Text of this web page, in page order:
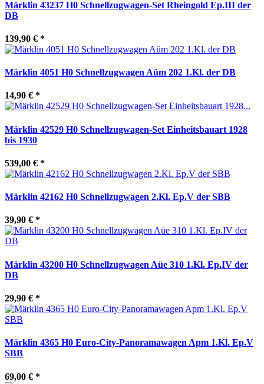
Märklin 43237 H0 Schnellzugwagen-Set Rheingold Ep.III der
DB
139,90 € *
Märklin 4051 H0 Schnellzugwagen Aüm 202 1.Kl. der DB
14,90 € *
Märklin 42529 H0 Schnellzugwagen-Set Einheitsbauart 1928
bis 1930
539,00 € *
Märklin 42162 H0 Schnellzugwagen 2.Kl. Ep.V der SBB
39,90 € *
Märklin 43200 H0 Schnellzugwagen Aüe 310 1.Kl. Ep.IV der
DB
29,90 € *
Märklin 4365 H0 Euro-City-Panoramawagen Apm 1.Kl. Ep.V
SBB
69,00 € *